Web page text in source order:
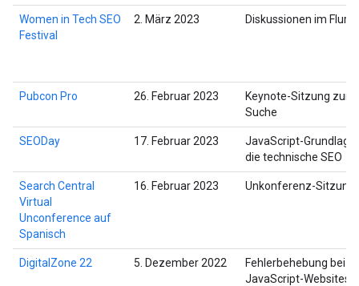
Women in Tech SEO
Festival
2. März 2023 Diskussionen im Flur
Pubcon Pro 26. Februar 2023
Keynote-Sitzung zur
Suche
SEODay 17. Februar 2023
JavaScript-
die technische SEO
Search Central
Virtual
Unconference auf
Spanisch
16. Februar 2023 Unkonferenz-
DigitalZone 22 5. Dezember 2022
Fehlerbehebung bei
JavaScript-Websites